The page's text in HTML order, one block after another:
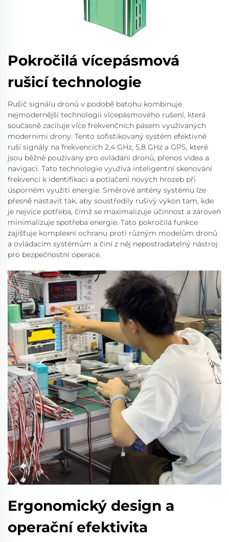
Pokročilá vícepásmová
rušicí technologie
Rušič signálu dronů v podobě batohu kombinuje
nejmodernější technologii vícepásmového rušení, která
současně zaciluje více frekvenčních pásem využívaných
moderními drony. Tento sofistikovaný systém efektivně
ruší signály na frekvencích 2,4 GHz, 5,8 GHz a GPS, které
jsou běžně používány pro ovládání dronů, přenos videa a
navigaci. Tato technologie využívá inteligentní skenování
frekvencí k identifikaci a potlačení nových hrozeb při
úsporném využití energie. Směrové antény systému lze
přesně nastavit tak, aby soustředily rušivý výkon tam, kde
je nejvíce potřeba, čímž se maximalizuje účinnost a zároveň
minimalizuje spotřeba energie. Tato pokročilá funkce
zajišťuje komplexní ochranu proti různým modelům dronů
a ovládacím systémům a činí z něj nepostradatelný nástroj
pro bezpečnostní operace.
Ergonomický design a
operační efektivita